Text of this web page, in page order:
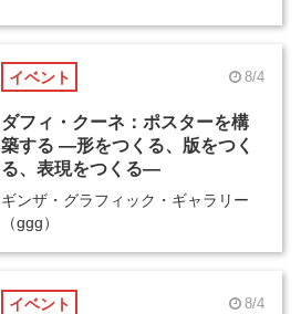
イベント 8/4
ダフィ・クーネ：ポスターを構
築する ―形をつくる、版をつく
る、表現をつくる―
ギンザ・グラフィック・ギャラリー
（ggg）
イベント 8/4